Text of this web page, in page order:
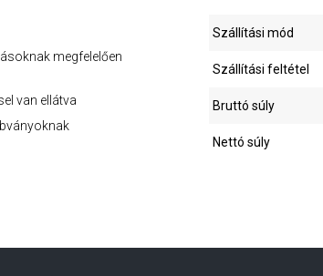
megfelelően
van ellátva
Szállítási mód
Szállítási feltétel
Bruttó súly
Nettó súly